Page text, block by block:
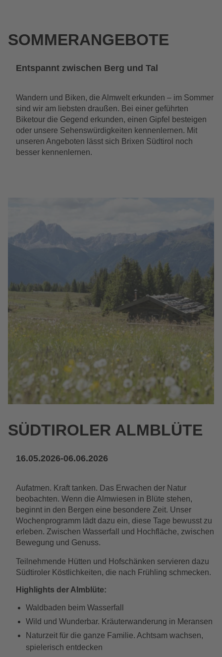
SOMMERANGEBOTE
Entspannt zwischen Berg und Tal
Wandern und Biken, die Almwelt erkunden – im Sommer
sind wir am liebsten draußen. Bei einer geführten
Biketour die Gegend erkunden, einen Gipfel besteigen
oder unsere Sehenswürdigkeiten kennenlernen. Mit
unseren Angeboten lässt sich Brixen Südtirol noch
besser kennenlernen.
SÜDTIROLER ALMBLÜTE
16.05.2026-06.06.2026
Aufatmen. Kraft tanken. Das Erwachen der Natur
beobachten. Wenn die Almwiesen in Blüte stehen,
beginnt in den Bergen eine besondere Zeit. Unser
Wochenprogramm lädt dazu ein, diese Tage bewusst zu
erleben. Zwischen Wasserfall und Hochfläche, zwischen
Bewegung und Genuss.
Teilnehmende Hütten und Hofschänken servieren dazu
Südtiroler Köstlichkeiten, die nach Frühling schmecken.
Highlights der Almblüte:
Waldbaden beim Wasserfall
Wild und Wunderbar. Kräuterwanderung in Meransen
Naturzeit für die ganze Familie. Achtsam wachsen,
spielerisch entdecken